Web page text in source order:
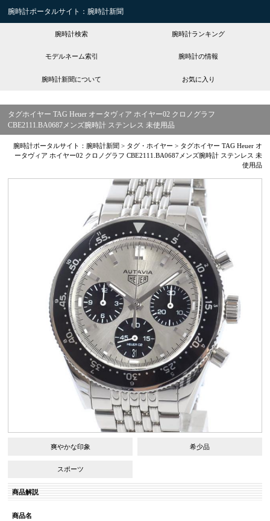
腕時計ポータルサイト：腕時計新聞
腕時計検索 腕時計ランキング
モデルネーム索引 腕時計の情報
腕時計新聞について お気に入り
タグホイヤー TAG Heuer オータヴィア ホイヤー02 クロノグラフ
CBE2111.BA0687メンズ腕時計 ステンレス 未使用品
腕時計ポータルサイト：腕時計新聞 > タグ・ホイヤー > タグホイヤー TAG Heuer オ
ータヴィア ホイヤー02 クロノグラフ CBE2111.BA0687メンズ腕時計 ステンレス 未
使用品
爽やかな印象 希少品
スポーツ
商品解説
商品名